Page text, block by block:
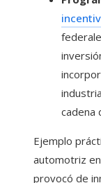
cadena
Ejemplo
automotriz
provocó de